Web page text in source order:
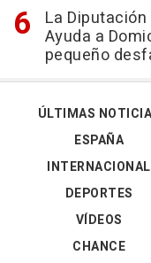
La
Ayuda a
pequeño
ÚLTIMAS
ESPAÑA
INTERNACIONAL
DEPORTES
VÍDEOS
CHANCE